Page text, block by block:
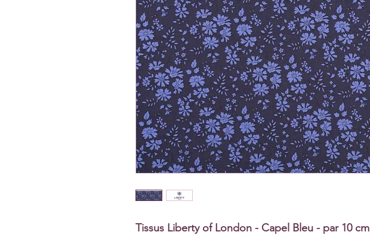
Tissus Liberty of London - Capel Bleu - par 10 cm